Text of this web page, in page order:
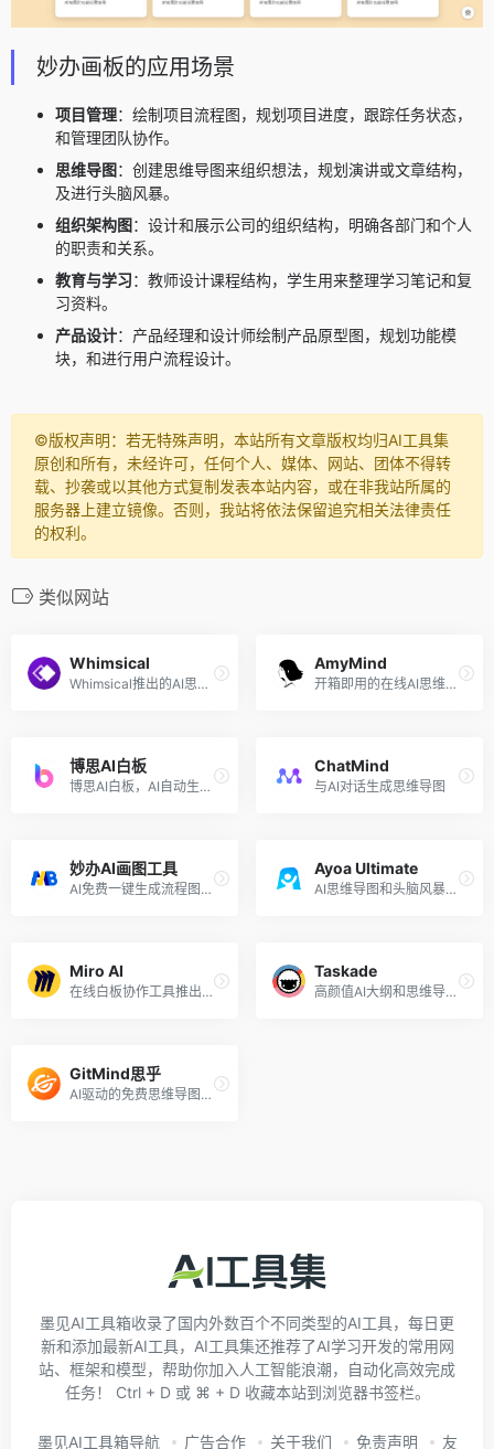
妙办画板的应用场景
项目管理：绘制项目流程图，规划项目进度，跟踪任务状态，
和管理团队协作。
思维导图 ：创建思维导图来组织想法，规划演讲或文章结构，
及进行头脑风暴。
组织架构图 ：设计和展示公司的组织结构，明确各部门和个人
的职责和关系。
教育与学习：教师设计课程结构，学生用来整理学习笔记和复
习资料。
产品设计：产品经理和设计师绘制产品原型图，规划功能模
块，和进行用户流程设计。
©️版权声明：若无特殊声明，本站所有文章版权均归AI工具集
原创和所有，未经许可，任何个人、媒体、网站、团体不得转
载、抄袭或以其他方式复制发表本站内容，或在非我站所属的
服务器上建立镜像。否则，我站将依法保留追究相关法律责任
的权利。
类似网站
Whimsical
Whimsical推出的AI思维导图工具
AmyMind
开箱即用的在线AI思维导图工具
博思AI白板
博思AI白板，AI自动生成文字和思维导图
ChatMind
与AI对话生成思维导图
妙办AI画图工具
AI免费一键生成流程图、思维导图
Ayoa Ultimate
AI思维导图和头脑风暴工具
Miro AI
在线白板协作工具推出的AI功能，Beta测试中
Taskade
高颜值AI大纲和思维导图生成
GitMind思乎
AI驱动的免费思维导图工具
墨见AI工具箱收录了国内外数百个不同类型的AI工具，每日更
新和添加最新AI工具，AI工具集还推荐了AI学习开发的常用网
站、框架和模型，帮助你加入人工智能浪潮，自动化高效完成
任务！ Ctrl + D 或 ⌘ + D 收藏本站到浏览器书签栏。
墨见AI工具箱导航 广告合作 关于我们 免责声明 友